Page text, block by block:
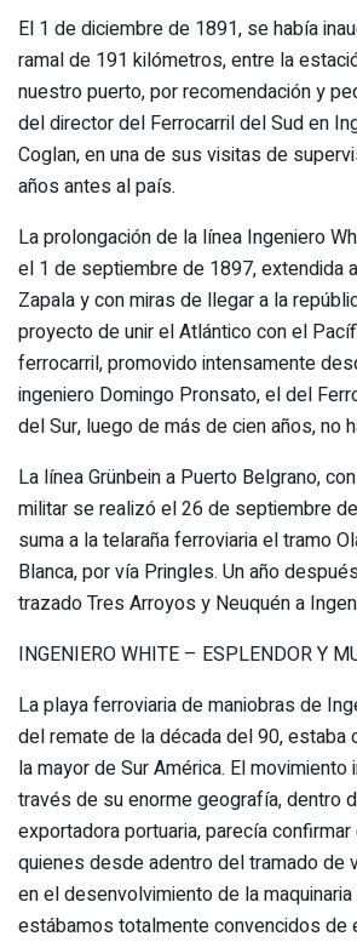
El 1 de diciembre de 1891, se había
ramal de 191 kilómetros, entre la
nuestro puerto, por recomendación y
del director del Ferrocarril del Sud en
Coglan, en una de sus visitas de
años antes al país.
La prolongación de la línea Ingeniero
el 1 de septiembre de 1897, extendida
Zapala y con miras de llegar a la
proyecto de unir el Atlántico con el
ferrocarril, promovido intensamente
ingeniero Domingo Pronsato, el del
del Sur, luego de más de cien años, no
La línea Grünbein a Puerto Belgrano,
militar se realizó el 26 de septiembre
suma a la telaraña ferroviaria el tramo
Blanca, por vía Pringles. Un año
trazado Tres Arroyos y Neuquén a
INGENIERO WHITE – ESPLENDOR Y
La playa ferroviaria de maniobras de
del remate de la década del 90, estaba
la mayor de Sur América. El movimiento
través de su enorme geografía, dentro
exportadora portuaria, parecía
quienes desde adentro del tramado de
en el desenvolvimiento de la
estábamos totalmente convencidos de